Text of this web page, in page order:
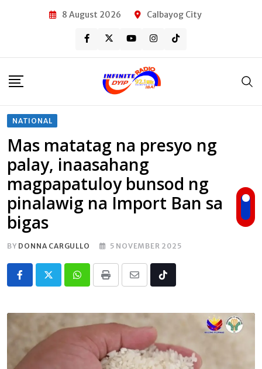
8 August 2026 Calbayog City
NATIONAL
Mas matatag na presyo ng
palay, inaasahang
magpapatuloy bunsod ng
pinalawig na Import Ban sa
bigas
BY DONNA CARGULLO 5 NOVEMBER 2025
Whatsapp
Print
Share
Email
Tiktok